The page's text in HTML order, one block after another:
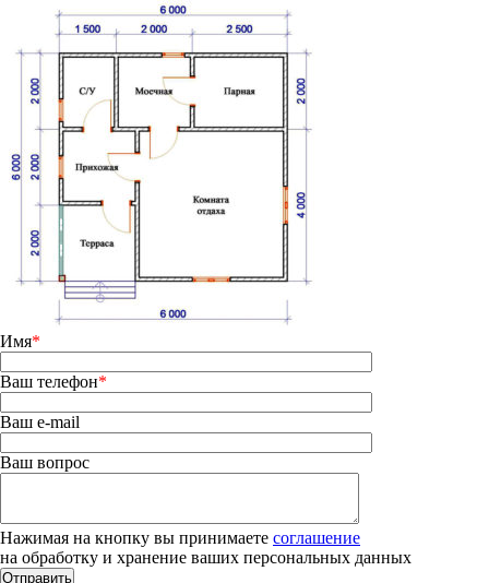
Имя*
Ваш телефон*
Ваш e-mail
Ваш вопрос
Нажимая на кнопку вы принимаете соглашение
на обработку и хранение ваших персональных данных